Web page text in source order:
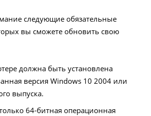
следующие обязательные
вы сможете обновить свою
должна быть установлена
версия Windows 10 2004 или
выпуска.
64-битная операционная